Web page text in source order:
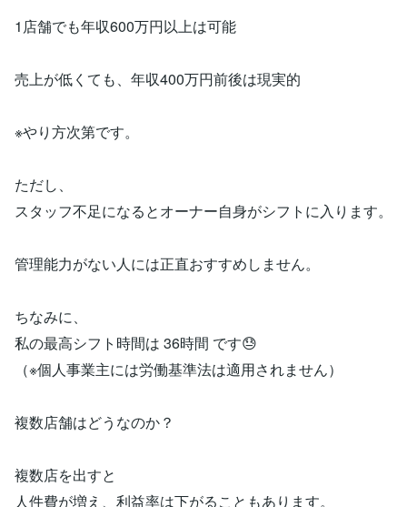
1店舗でも年収600万円以上は可能
売上が低くても、年収400万円前後は現実的
※やり方次第です。
ただし、
スタッフ不足になるとオーナー自身がシフトに入ります。
管理能力がない人には正直おすすめしません。
ちなみに、
私の最高シフト時間は 36時間 です😓
（※個人事業主には労働基準法は適用されません）
複数店舗はどうなのか？
複数店を出すと
人件費が増え、利益率は下がることもあります。